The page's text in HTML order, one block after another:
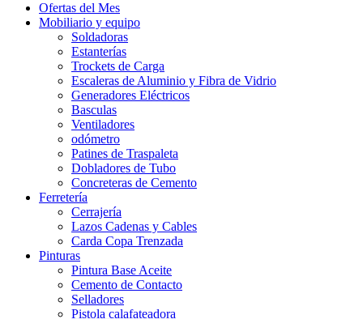
Ofertas del Mes
Mobiliario y equipo
Soldadoras
Estanterías
Trockets de Carga
Escaleras de Aluminio y Fibra de Vidrio
Generadores Eléctricos
Basculas
Ventiladores
odómetro
Patines de Traspaleta
Dobladores de Tubo
Concreteras de Cemento
Ferretería
Cerrajería
Lazos Cadenas y Cables
Carda Copa Trenzada
Pinturas
Pintura Base Aceite
Cemento de Contacto
Selladores
Pistola calafateadora